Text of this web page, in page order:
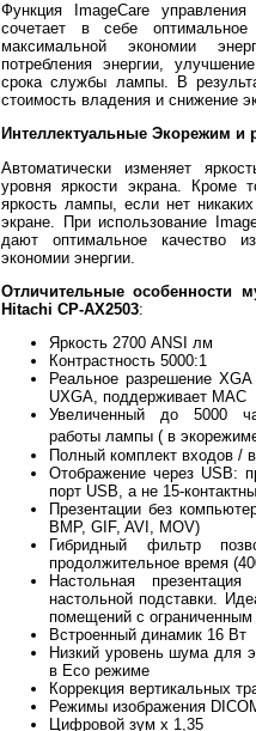
Функция ImageCare
сочетает в себе
максимальной экономии
потребления энергии,
срока службы лампы. В
стоимость владения и снижение
Интеллектуальные Экорежим и
Автоматически изменяет
уровня яркости экрана. Кроме
яркость лампы, если нет
экране. При использование
дают оптимальное качество
экономии энергии.
Отличительные особенности
Hitachi CP-AX2503:
Яркость 2700 ANSI лм
Контрастность 5000:1
Реальное разрешение
UXGA, поддерживает MAC
Увеличенный до 5000
работы лампы ( в
Полный комплект входов /
Отображение через USB:
порт USB, а не 15-
Презентации без
BMP, GIF, AVI, MOV)
Гибридный фильтр
продолжительное время
Настольная
настольной подставки.
помещений с ограниченным
Встроенный динамик 16 Вт
Низкий уровень шума для
в Eco режиме
Коррекция вертикальных
Режимы изображения
Цифровой зум х 1,35